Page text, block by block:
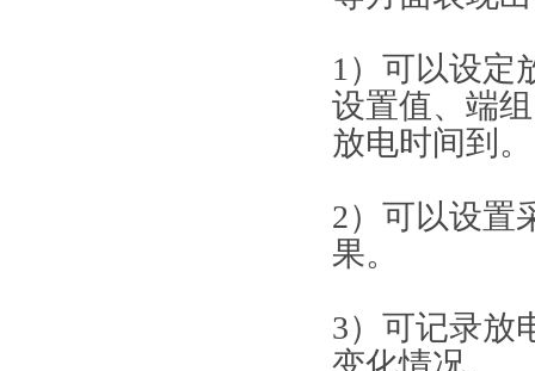
1）可以设定
设置值、端
放电时间到。
2）可以设置
果。
3）可记录放